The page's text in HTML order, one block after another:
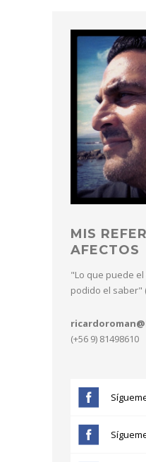
MIS
AFECTOS
"Lo que puede
podido el saber"
(+56 9) 81498610